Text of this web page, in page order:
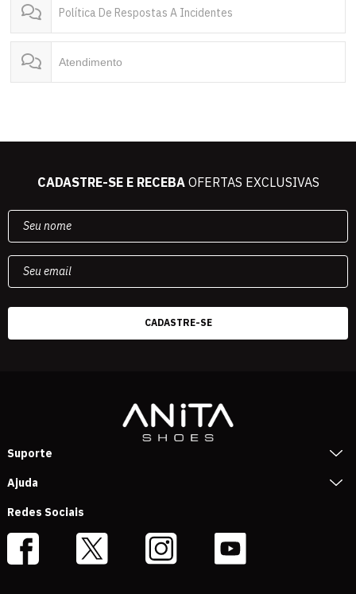
Política De Respostas A Incidentes
Atendimento
CADASTRE-SE E RECEBAOFERTAS EXCLUSIVAS
Suporte
Ajuda
Redes Sociais